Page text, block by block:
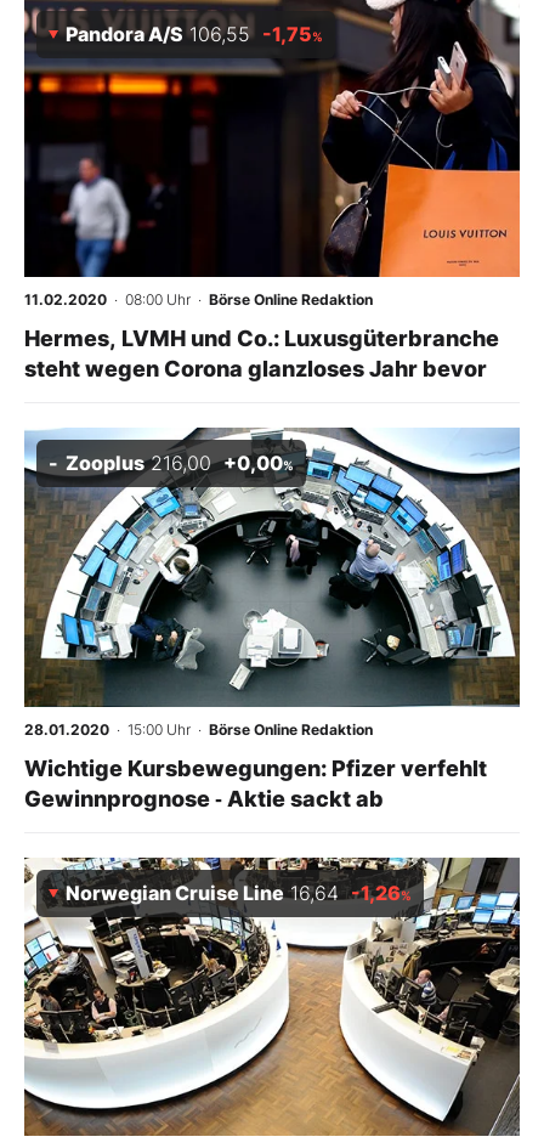
Pandora A/S 106,55 -1,75%
11.02.2020 · 08:00 Uhr · Börse Online Redaktion
Hermes, LVMH und Co.: Luxusgüterbranche
steht wegen Corona glanzloses Jahr bevor
Zooplus 216,00 +0,00%
28.01.2020 · 15:00 Uhr · Börse Online Redaktion
Wichtige Kursbewegungen: Pfizer verfehlt
Gewinnprognose ‑ Aktie sackt ab
Norwegian Cruise Line 16,64 -1,26%